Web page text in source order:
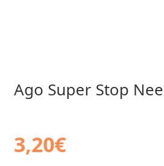
Ago Super Stop
3,20€